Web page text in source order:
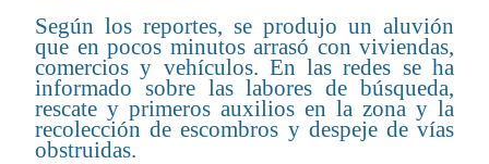
Según los reportes, se produjo un aluvión
que en pocos minutos arrasó con viviendas,
comercios y vehículos. En las redes se ha
informado sobre las labores de búsqueda,
rescate y primeros auxilios en la zona y la
recolección de escombros y despeje de vías
obstruidas.